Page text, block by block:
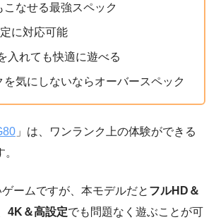
こなせる最強スペック
に対応可能
入れても快適に遊べる
を気にしないならオーバースペック
」は、ワンランク上の体験ができる
ームですが、本モデルだと フルHD＆
4K＆高設定でも問題なく遊ぶことが可